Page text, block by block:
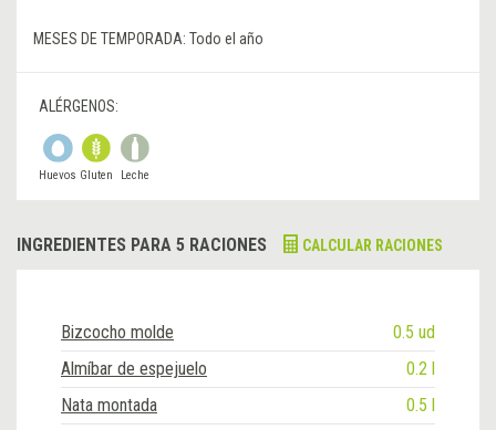
MESES DE TEMPORADA: Todo el año
ALÉRGENOS:
Huevos Gluten Leche
INGREDIENTES PARA 5 RACIONES CALCULAR RACIONES
Bizcocho molde
0.5 ud
Almíbar de espejuelo
0.2 l
Nata montada
0.5 l